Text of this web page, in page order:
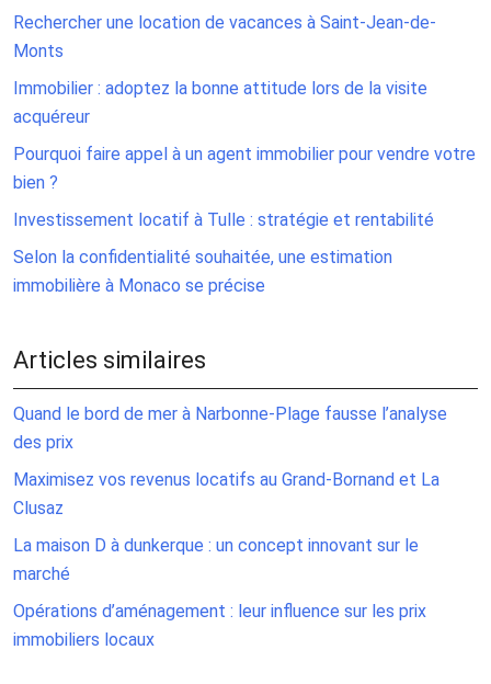
Rechercher une location de vacances à Saint-Jean-de-
Monts
Immobilier : adoptez la bonne attitude lors de la visite
acquéreur
Pourquoi faire appel à un agent immobilier pour vendre votre
bien ?
Investissement locatif à Tulle : stratégie et rentabilité
Selon la confidentialité souhaitée, une estimation
immobilière à Monaco se précise
Articles similaires
Quand le bord de mer à Narbonne-Plage fausse l’analyse
des prix
Maximisez vos revenus locatifs au Grand-Bornand et La
Clusaz
La maison D à dunkerque : un concept innovant sur le
marché
Opérations d’aménagement : leur influence sur les prix
immobiliers locaux